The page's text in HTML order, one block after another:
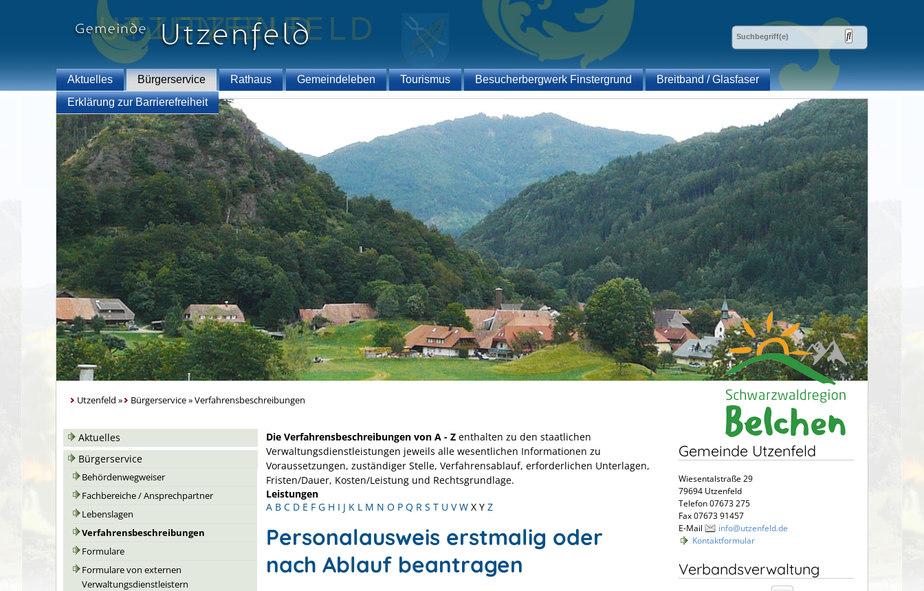
Aktuelles Bürgerservice Rathaus Gemeindeleben Tourismus Besucherbergwerk Finstergrund
Breitband / Glasfaser
Erklärung zur Barrierefreiheit
Utzenfeld » Bürgerservice»Verfahrensbeschreibungen
Aktuelles
Bürgerservice
Behördenwegweiser
Fachbereiche / Ansprechpartner
Lebenslagen
Verfahrensbeschreibungen
Formulare
Formulare von externen
Verwaltungsdienstleistern
Die Verfahrensbeschreibungen von A - Z enthalten zu den staatlichen
Verwaltungsdienstleistungen jeweils alle wesentlichen Informationen zu
Voraussetzungen, zuständiger Stelle, Verfahrensablauf, erforderlichen Unterlagen,
Fristen/Dauer, Kosten/Leistung und Rechtsgrundlage.
Leistungen
A B C D E F G H I J K L M N O P Q R S T U V W X Y Z
Personalausweis erstmalig oder
nach Ablauf beantragen
Gemeinde Utzenfeld
Wiesentalstraße 29
79694 Utzenfeld
Telefon 07673 275
Fax 07673 91457
E-Mail
info@utzenfeld.de
Kontaktformular
Verbandsverwaltung